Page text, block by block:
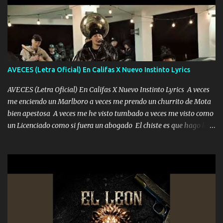
pero eso ya no va a pasar me perderé en la soledad Porque me
mirabas bonito si yo no fui el final feliz el final fue triste pa mí Y
duele no tenerte aquí sabiendo que moría por ti yo y la luna
cantamos y por ti nos embriagamos Quién sabe qué será de mí si
contigo fui muy feliz a lo mejor no lloró pero muy en el fondo te
adoro
AVECES (Letra Oficial) En Califas X Nuevo Instinto Lyrics
AVECES (Letra Oficial) En Califas X Nuevo Instinto Lyrics A veces
me enciendo un Marlboro a veces me prendo un churrito de Mota
bien apestosa A veces me he visto tumbado a veces me visto como
un Licenciado como si fuera un abogado El chiste es que hago lo
corriente no quieren verte subir de level trucha mis plebes Música
A veces me pongo un sombrero a veces me ven la cachucha de lado
con la mirada siempre en alto A veces me fajó una super o a veces
me fajó una Glock siempre armado todas las generaciones yo
traigo El chiste es que hago lo que quiero pues así soy me mandó